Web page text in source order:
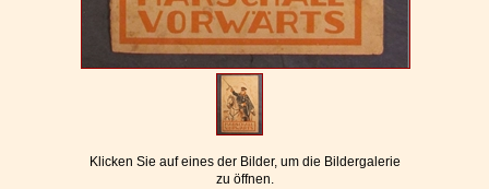
Datenschutzerklärung
Ihr WarenkorbKlicken Sie auf eines der Bilder, um die Bildergalerie
zu öffnen.